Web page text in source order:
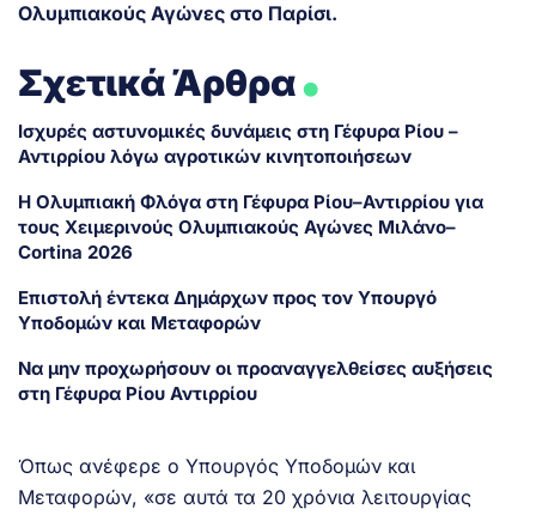
Ολυμπιακούς Αγώνες στο Παρίσι.
Σχετικά Άρθρα.
Ισχυρές αστυνομικές δυνάμεις στη Γέφυρα Ρίου –
Αντιρρίου λόγω αγροτικών κινητοποιήσεων
Η Ολυμπιακή Φλόγα στη Γέφυρα Ρίου–Αντιρρίου για
τους Χειμερινούς Ολυμπιακούς Αγώνες Μιλάνο–
Cortina 2026
Επιστολή έντεκα Δημάρχων προς τον Υπουργό
Υποδομών και Μεταφορών
Να μην προχωρήσουν οι προαναγγελθείσες αυξήσεις
στη Γέφυρα Ρίου Αντιρρίου
Όπως ανέφερε ο Υπουργός Υποδομών και
Μεταφορών, «σε αυτά τα 20 χρόνια λειτουργίας